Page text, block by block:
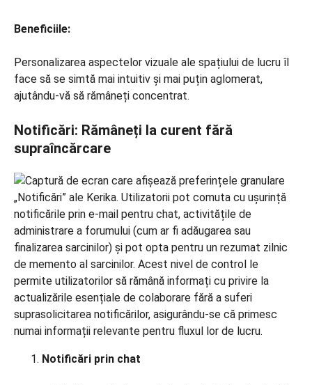
Beneficiile:
Personalizarea aspectelor vizuale ale spațiului de lucru îl
face să se simtă mai intuitiv și mai puțin aglomerat,
ajutându-vă să rămâneți concentrat.
Notificări: Rămâneți la curent fără
supraîncărcare
Notificări prin chat